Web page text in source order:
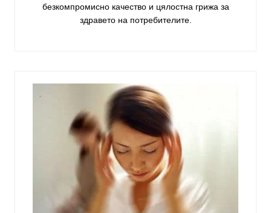
безкомпромисно качество и цялостна грижа за
здравето на потребителите.